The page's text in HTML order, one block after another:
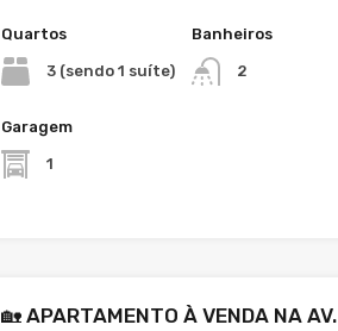
Quartos
3 (sendo 1 suíte)
Banheiros
2
Garagem
1
🏡 APARTAMENTO À VENDA NA AV.